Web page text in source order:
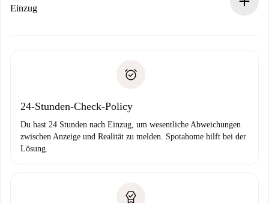
Wenn der Vermieter ablehnen muss, entstehen keine
Einzug
24-Stunden-Check-Policy
Du hast 24 Stunden nach Einzug, um wesentliche Abweichungen
zwischen Anzeige und Realität zu melden. Spotahome hilft bei der
Lösung.